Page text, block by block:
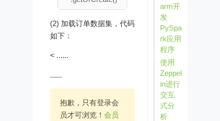
(2) 加载订单数据集，代码
如下：
< ......
......
抱歉，只有登录会
员才可浏览！会员
arm开
发
PySpa
rk应用
程序
使用
Zeppel
in进行
交互
式分
析